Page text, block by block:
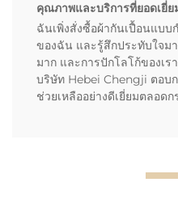
คุณภาพและบริการที่ยอดเยี่ย
ฉันเพิ่งสั่งซื้อผ้ากันเปื้อนแบบ
ของฉัน และรู้สึกประทับใจม
มาก และการปักโลโก้ของเ
บริษัท Hebei Chengji ตอบ
ช่วยเหลืออย่างดีเยี่ยมตลอด